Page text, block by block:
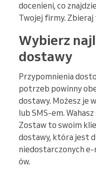
docenieni, co
Twojej firmy. Zbieraj
Wybierz
dostawy
Przypomnienia
potrzeb powinny
dostawy. Możesz je
lub SMS-em.
Zostaw to swoim
dostawy, która jest
niedostarczonych
ów.